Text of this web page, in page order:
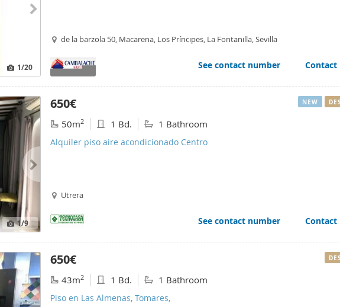
1/20
de la barzola 50, Macarena, Los Príncipes, La Fontanilla, Sevilla
See contact number Contact
1/9
650€
50m2 1 Bd. 1 Bathroom
Alquiler piso aire acondicionado Centro
Utrera
See contact number Contact
NEW
650€
43m2 1 Bd. 1 Bathroom
Piso en Las Almenas, Tomares,